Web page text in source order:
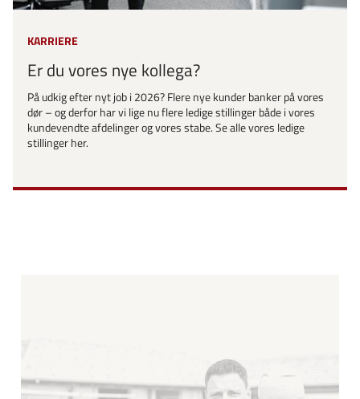
KARRIERE
Er du vores nye kollega?
På udkig efter nyt job i 2026? Flere nye kunder banker på vores
dør – og derfor har vi lige nu flere ledige stillinger både i vores
kundevendte afdelinger og vores stabe. Se alle vores ledige
stillinger her.